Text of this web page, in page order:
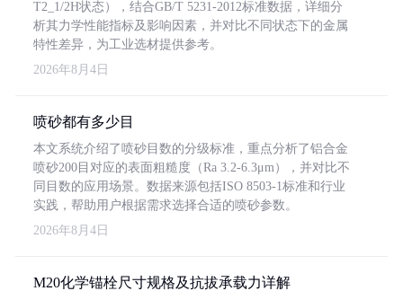
T2_1/2H状态），结合GB/T 5231-2012标准数据，详细分
析其力学性能指标及影响因素，并对比不同状态下的金属
特性差异，为工业选材提供参考。
2026年8月4日
喷砂都有多少目
本文系统介绍了喷砂目数的分级标准，重点分析了铝合金
喷砂200目对应的表面粗糙度（Ra 3.2-6.3μm），并对比不
同目数的应用场景。数据来源包括ISO 8503-1标准和行业
实践，帮助用户根据需求选择合适的喷砂参数。
2026年8月4日
M20化学锚栓尺寸规格及抗拔承载力详解